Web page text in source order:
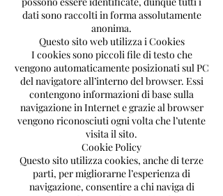
dati sono raccolti in forma assolutamente
anonima.
Questo sito web utilizza i Cookies
I cookies sono piccoli file di testo che
vengono automaticamente posizionati sul PC
del navigatore all’interno del browser. Essi
contengono informazioni di base sulla
navigazione in Internet e grazie al browser
vengono riconosciuti ogni volta che l’utente
visita il sito.
Cookie Policy
Questo sito utilizza cookies, anche di terze
parti, per migliorarne l’esperienza di
navigazione, consentire a chi naviga di